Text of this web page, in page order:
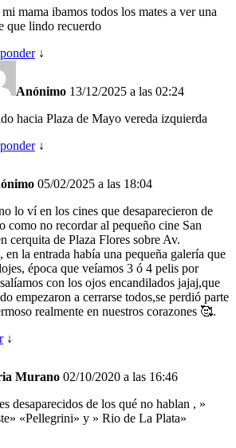
mama ibamos todos los mates a ver una
que lindo recuerdo
↓
Anónimo 13/12/2025 a las 02:24
hacia Plaza de Mayo vereda izquierda
↓
05/02/2025 a las 18:04
lo ví en los cines que desaparecieron de
como no recordar al pequeño cine San
cerquita de Plaza Flores sobre Av.
en la entrada había una pequeña galería que
época que veíamos 3 ó 4 pelis por
con los ojos encandilados jajaj,que
empezaron a cerrarse todos,se perdió parte
realmente en nuestros corazones 🥰.
↓
Murano 02/10/2020 a las 16:46
desaparecidos de los qué no hablan , »
«Pellegrini» y » Rio de La Plata»